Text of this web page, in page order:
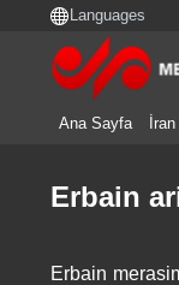
Ana Sayfa İran
Erbain
Erbain